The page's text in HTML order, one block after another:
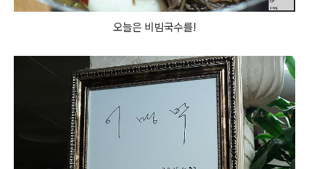
오늘은 비빔국수를!